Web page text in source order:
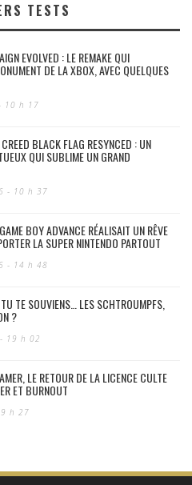
TESTS
EVOLVED : LE REMAKE QUI
DE LA XBOX, AVEC QUELQUES
10 h 17
BLACK FLAG RESYNCED : UN
QUI SUBLIME UN GRAND
- 10 h 37
BOY ADVANCE RÉALISAIT UN RÊVE
LA SUPER NINTENDO PARTOUT
- 14 h 48
TE SOUVIENS… LES SCHTROUMPFS,
?
19 h 02
LE RETOUR DE LA LICENCE CULTE
ET BURNOUT
h 27